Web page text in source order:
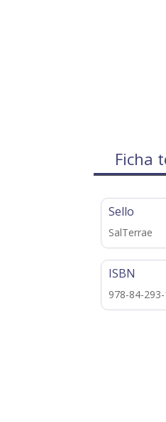
Ficha
Sello
SalTerrae
ISBN
978-84-